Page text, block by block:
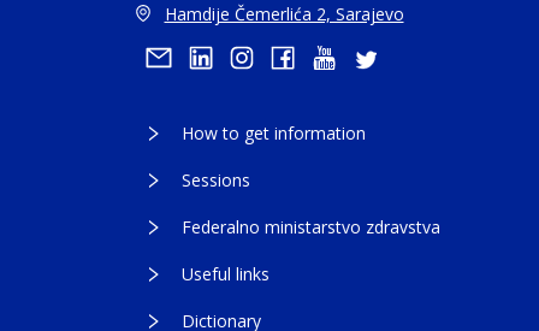
Hamdije Čemerlića 2, Sarajevo
How to get information
Sessions
Federalno ministarstvo zdravstva
Useful links
Dictionary